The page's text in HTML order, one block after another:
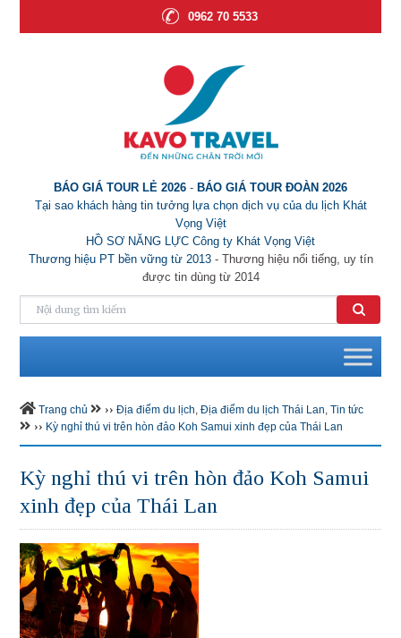
0962 70 5533
BÁO GIÁ TOUR LẺ 2026 - BÁO GIÁ TOUR ĐOÀN 2026
Tại sao khách hàng tin tưởng lựa chọn dịch vụ của du lịch Khát
Vọng Việt
HỒ SƠ NĂNG LỰC Công ty Khát Vọng Việt
Thương hiệu PT bền vững từ 2013- Thương hiệu nổi tiếng, uy tín
được tin dùng từ 2014
Trang chủ ›› Địa điểm du lịch,Địa điểm du lịch Thái Lan,Tin tức
›› Kỳ nghỉ thú vi trên hòn đảo Koh Samui xinh đẹp của Thái Lan
Kỳ nghỉ thú vi trên hòn đảo Koh Samui
xinh đẹp của Thái Lan